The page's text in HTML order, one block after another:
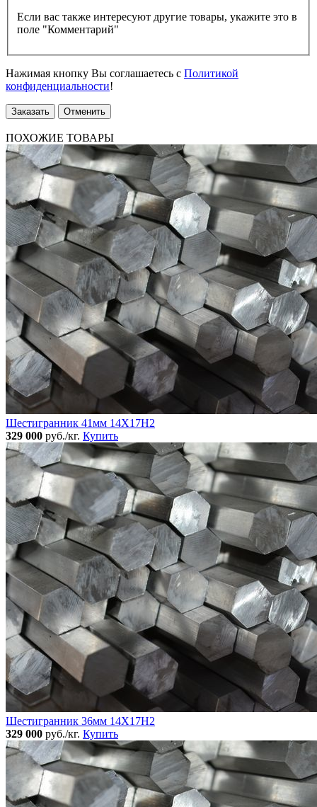
Если вас также интересуют другие товары, укажите это в
поле "Комментарий"
Нажимая кнопку Вы соглашаетесь с Политикой
конфиденциальности!
Заказать Отменить
ПОХОЖИЕ ТОВАРЫ
Шестигранник 41мм 14Х17Н2
329 000 руб./кг. Купить
Шестигранник 36мм 14Х17Н2
329 000 руб./кг. Купить